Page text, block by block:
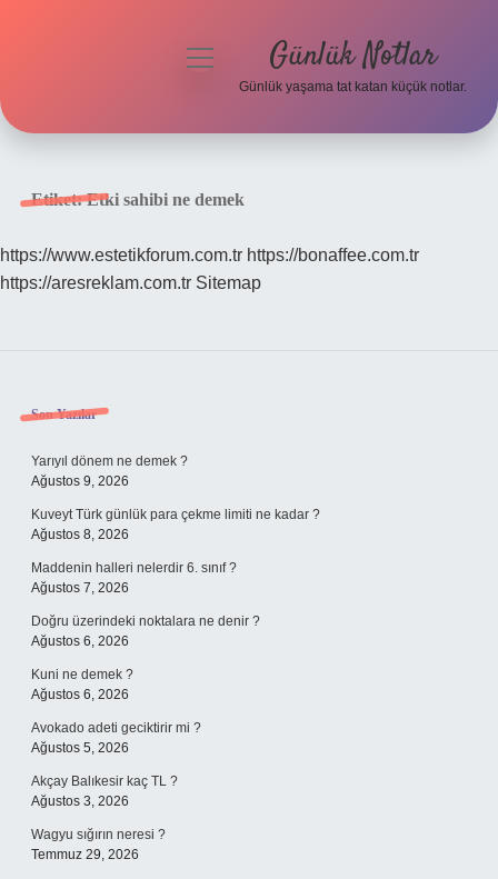
Hakkımızda
menüyü
Günlük Notlar
Günlük yaşama tat katan küçük notlar.
Etiket:Etki sahibi ne demek
https://www.estetikforum.com.tr https://bonaffee.com.tr
https://aresreklam.com.tr Sitemap
Sidebar
Son Yazılar
Yarıyıl dönem ne demek ?
Ağustos 9, 2026
Kuveyt Türk günlük para çekme limiti ne kadar ?
Ağustos 8, 2026
Maddenin halleri nelerdir 6. sınıf ?
Ağustos 7, 2026
Doğru üzerindeki noktalara ne denir ?
Ağustos 6, 2026
Kuni ne demek ?
Ağustos 6, 2026
Avokado adeti geciktirir mi ?
Ağustos 5, 2026
Akçay Balıkesir kaç TL ?
Ağustos 3, 2026
Wagyu sığırın neresi ?
Temmuz 29, 2026